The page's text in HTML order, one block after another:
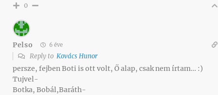
0
Pelso 6 éve
Reply to Kovács Hunor
persze, fejben Boti is ott volt, Ő alap, csak nem írtam… :)
Tujvel-
Botka, Bobál,Baráth-